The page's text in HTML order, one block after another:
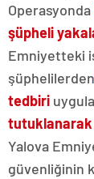
Operasyonda
şüpheli
Emniyetteki
şüphelilerden
tedbiri
tutuklanarak
Yalova
güvenliğinin